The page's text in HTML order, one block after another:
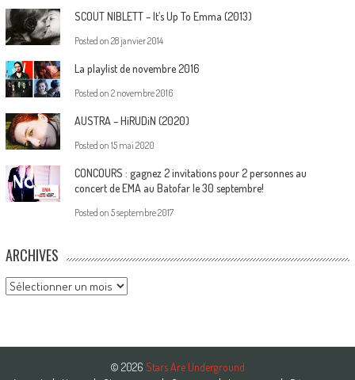
SCOUT NIBLETT – It’s Up To Emma (2013)
Posted on 28 janvier 2014
La playlist de novembre 2016
Posted on 2 novembre 2016
AUSTRA – HiRUDiN (2020)
Posted on 15 mai 2020
CONCOURS : gagnez 2 invitations pour 2 personnes au
concert de EMA au Batofar le 30 septembre!
Posted on 5 septembre 2017
ARCHIVES
Archives
© 2026 Stars Are Underground